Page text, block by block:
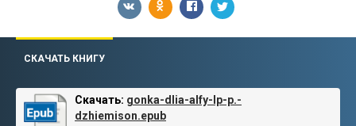
СКАЧАТЬ КНИГУ
Скачать: gonka-dlia-alfy-lp-p.-
dzhiemison.epub